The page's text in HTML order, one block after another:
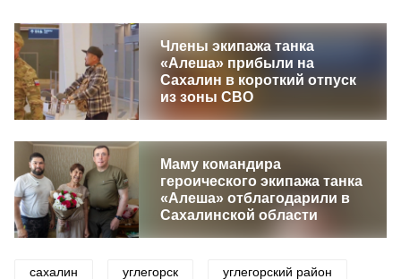
Члены экипажа танка
«Алеша» прибыли на
Сахалин в короткий отпуск
из зоны СВО
Маму командира
героического экипажа танка
«Алеша» отблагодарили в
Сахалинской области
сахалин углегорск углегорский район